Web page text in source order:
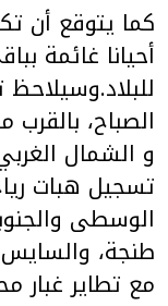
كما يتوقع أن
أحيانا غائمة
الصباح،
و الشمال
تسجيل هبات
الوسطى
طنجة،
مع تطاير غبار